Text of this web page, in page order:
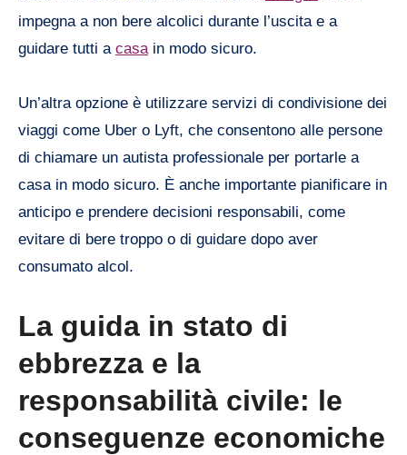
impegna a non bere alcolici durante l’uscita e a
guidare tutti a casain modo sicuro.
Un’altra opzione è utilizzare servizi di condivisione dei
viaggi come Uber o Lyft, che consentono alle persone
di chiamare un autista professionale per portarle a
casa in modo sicuro. È anche importante pianificare in
anticipo e prendere decisioni responsabili, come
evitare di bere troppo o di guidare dopo aver
consumato alcol.
La guida in stato di
ebbrezza e la
responsabilità civile: le
conseguenze economiche